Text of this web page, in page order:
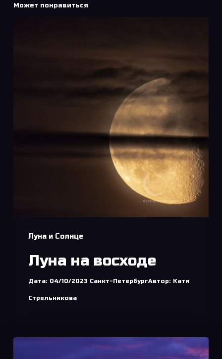
Может понравиться
Луна и Солнце
Луна на восходе
Дата: 04/10/2023 Санкт-ПетербургАвтор: Катя
Стрельникова